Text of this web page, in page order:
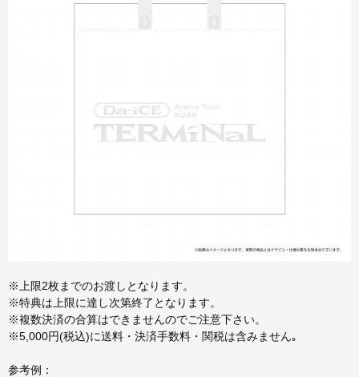
※上限2枚までのお渡しとなります。
※特典は上限に達し次第終了となります。
※複数決済の合算はできませんのでご注意下さい。
※5,000円(税込)に送料・決済手数料・関税は含みません｡
参考例：